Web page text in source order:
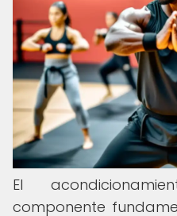
El
componente